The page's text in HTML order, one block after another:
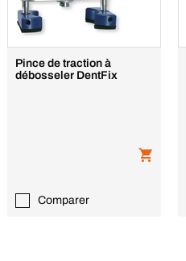
Pince de traction à
débosseler DentFix
Comparer